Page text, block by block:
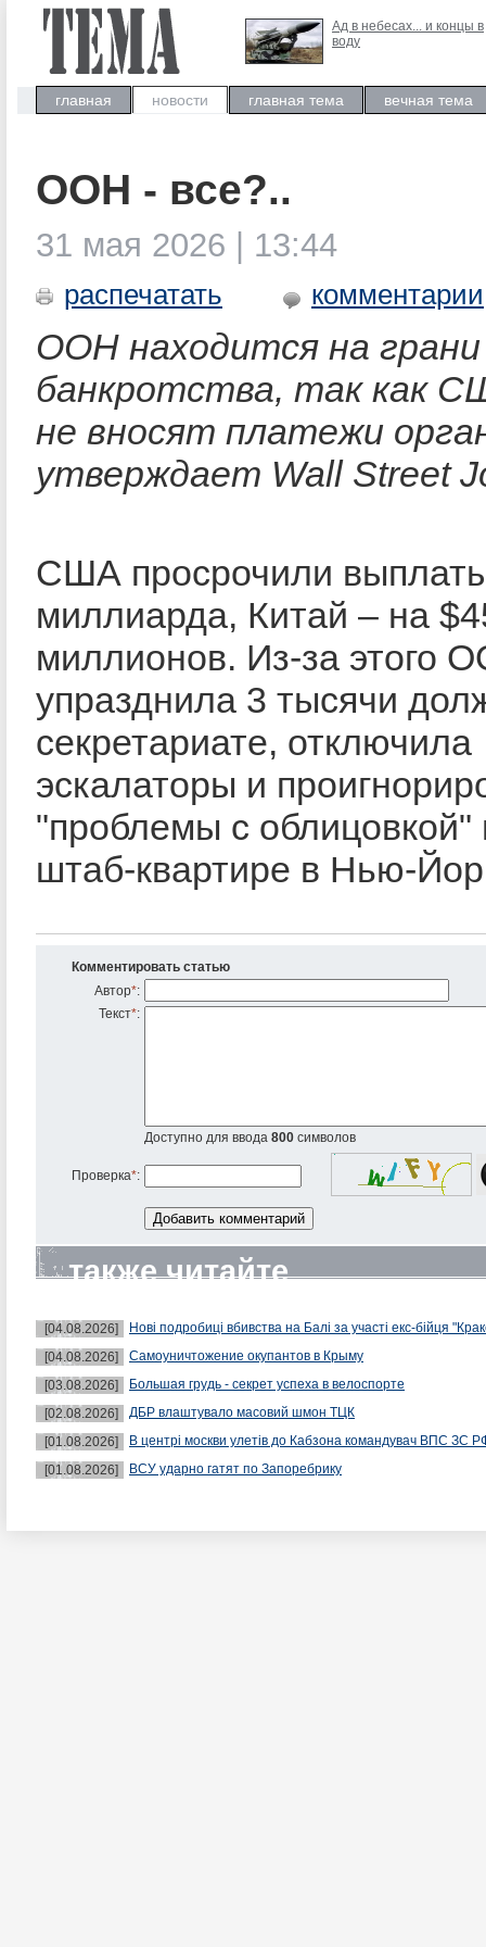
Ад в небесах... и концы в
воду
главная новости главная тема вечная тема
ООН - все?..
31 мая 2026 | 13:44
распечатать комментарии
ООН находится на грани
банкротства, так как
не вносят платежи
утверждает Wall Street
США просрочили
миллиарда, Китай – на
миллионов. Из-за этого
упразднила 3 тысячи
секретариате, отключила
эскалаторы и
"проблемы с облицовкой"
штаб-квартире в Нью-
Комментировать статью
Автор*:
Текст*:
Доступно для ввода 800 символов
Проверка*:
также читайте
[04.08.2026]
Нові подробиці вбивства на Балі за участі екс-бійця
[04.08.2026]
Самоуничтожение окупантов в Крыму
[03.08.2026]
Большая грудь - секрет успеха в велоспорте
[02.08.2026]
ДБР влаштувало масовий шмон ТЦК
[01.08.2026]
В центрі москви улетів до Кабзона командувач ВПС ЗС
[01.08.2026]
ВСУ ударно гатят по Запоребрику